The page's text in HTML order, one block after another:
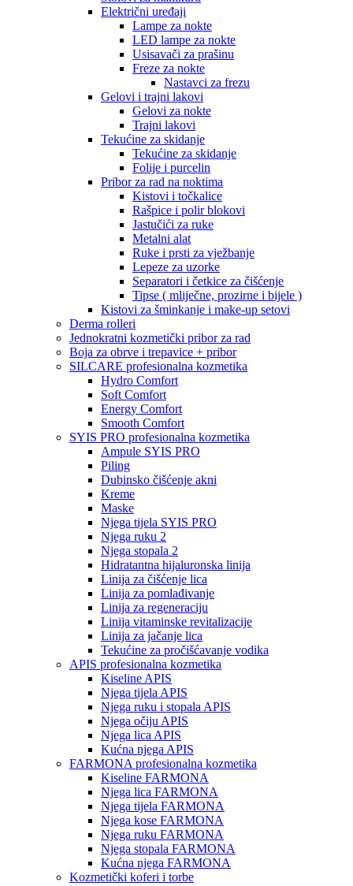
Električni uređaji
Lampe za nokte
LED lampe za nokte
Usisavači za prašinu
Freze za nokte
Nastavci za frezu
Gelovi i trajni lakovi
Gelovi za nokte
Trajni lakovi
Tekućine za skidanje
Tekućine za skidanje
Folije i purcelin
Pribor za rad na noktima
Kistovi i točkalice
Rašpice i polir blokovi
Jastučići za ruke
Metalni alat
Ruke i prsti za vježbanje
Lepeze za uzorke
Separatori i četkice za čišćenje
Tipse ( mliječne, prozirne i bijele )
Kistovi za šminkanje i make-up setovi
Derma rolleri
Jednokratni kozmetički pribor za rad
Boja za obrve i trepavice + pribor
SILCARE profesionalna kozmetika
Hydro Comfort
Soft Comfort
Energy Comfort
Smooth Comfort
SYIS PRO profesionalna kozmetika
Ampule SYIS PRO
Piling
Dubinsko čišćenje akni
Kreme
Maske
Njega tijela SYIS PRO
Njega ruku 2
Njega stopala 2
Hidratantna hijaluronska linija
Linija za čišćenje lica
Linija za pomlađivanje
Linija za regeneraciju
Linija vitaminske revitalizacije
Linija za jačanje lica
Tekućine za pročišćavanje vodika
APIS profesionalna kozmetika
Kiseline APIS
Njega tijela APIS
Njega ruku i stopala APIS
Njega očiju APIS
Njega lica APIS
Kućna njega APIS
FARMONA profesionalna kozmetika
Kiseline FARMONA
Njega lica FARMONA
Njega tijela FARMONA
Njega kose FARMONA
Njega ruku FARMONA
Njega stopala FARMONA
Kućna njega FARMONA
Kozmetički koferi i torbe